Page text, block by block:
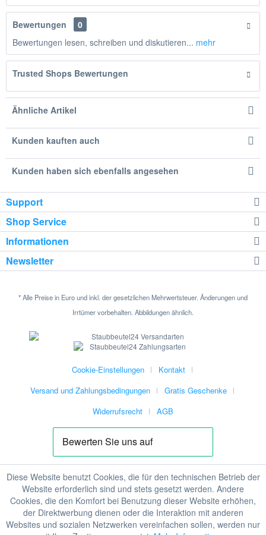
Bewertungen
0
Bewertungen lesen, schreiben und diskutieren... mehr
Trusted Shops Bewertungen
Ähnliche Artikel
Kunden kauften auch
Kunden haben sich ebenfalls angesehen
Support
Shop Service
Informationen
Newsletter
* Alle Preise in Euro und inkl. der gesetzlichen Mehrwertsteuer. Änderungen und
Irrtümer vorbehalten. Abbildungen ähnlich.
Cookie-Einstellungen
Kontakt
Versand und Zahlungsbedingungen
Gratis Geschenke
Widerrufsrecht
AGB
Diese Website benutzt Cookies, die für den technischen Betrieb der
Website erforderlich sind und stets gesetzt werden. Andere
Cookies, die den Komfort bei Benutzung dieser Website erhöhen,
der Direktwerbung dienen oder die Interaktion mit anderen
Websites und sozialen Netzwerken vereinfachen sollen, werden nur